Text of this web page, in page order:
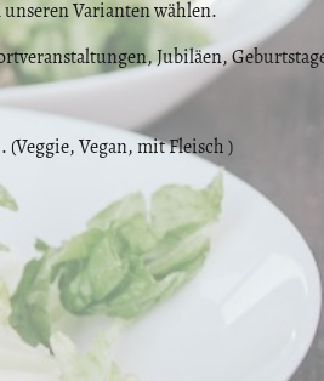
Varianten wählen.
Jubiläen,
(Veggie, Vegan, mit Fleisch )